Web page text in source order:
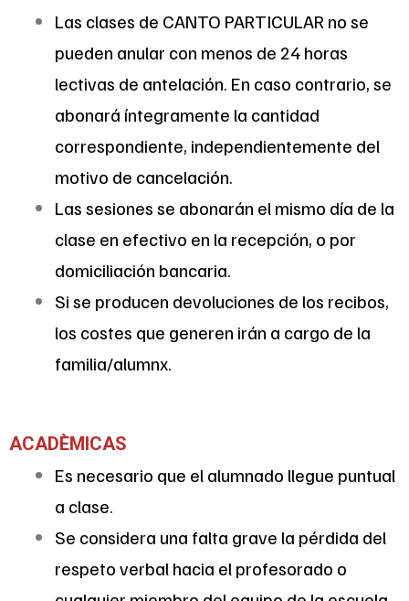
Las clases de CANTO PARTICULAR no se
pueden anular con menos de 24 horas
lectivas de antelación. En caso contrario, se
abonará íntegramente la cantidad
correspondiente, independientemente del
motivo de cancelación.
Las sesiones se abonarán el mismo día de la
clase en efectivo en la recepción, o por
domiciliación bancaria.
Si se producen devoluciones de los recibos,
los costes que generen irán a cargo de la
familia/alumnx.
ACADÈMICAS
Es necesario que el alumnado llegue puntual
a clase.
Se considera una falta grave la pérdida del
respeto verbal hacia el profesorado o